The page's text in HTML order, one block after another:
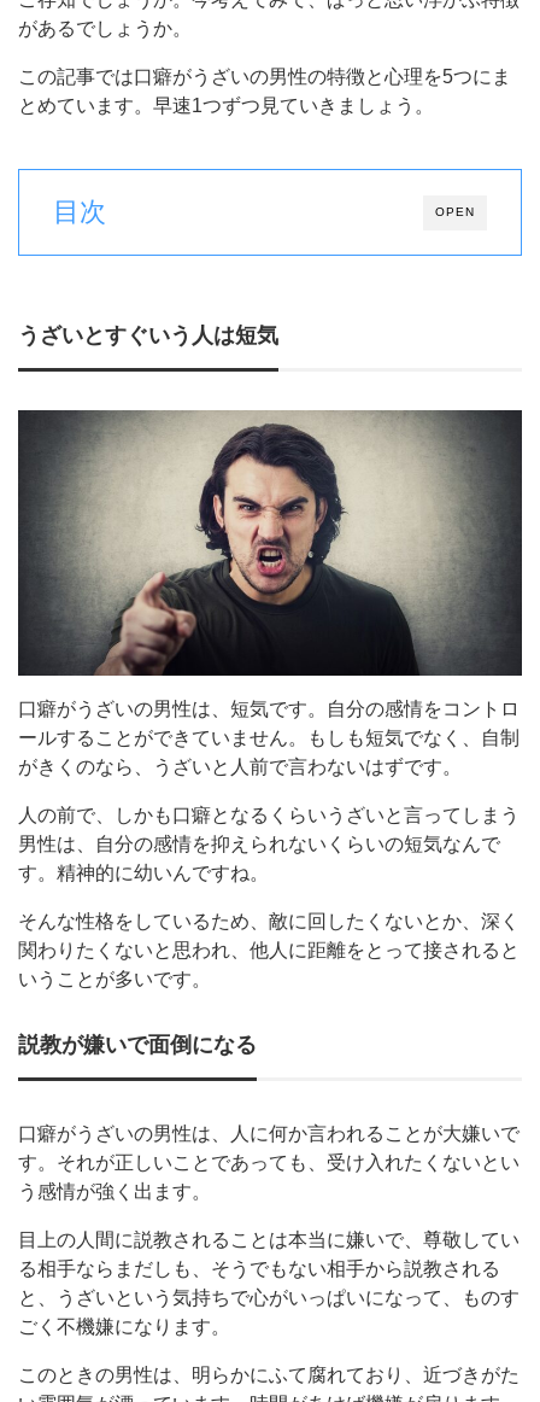
があるでしょうか。
この記事では口癖がうざいの男性の特徴と心理を5つにま
とめています。早速1つずつ見ていきましょう。
OPEN
目次
うざいとすぐいう人は短気
口癖がうざいの男性は、短気です。自分の感情をコントロ
ールすることができていません。もしも短気でなく、自制
がきくのなら、うざいと人前で言わないはずです。
人の前で、しかも口癖となるくらいうざいと言ってしまう
男性は、自分の感情を抑えられないくらいの短気なんで
す。精神的に幼いんですね。
そんな性格をしているため、敵に回したくないとか、深く
関わりたくないと思われ、他人に距離をとって接されると
いうことが多いです。
説教が嫌いで面倒になる
口癖がうざいの男性は、人に何か言われることが大嫌いで
す。それが正しいことであっても、受け入れたくないとい
う感情が強く出ます。
目上の人間に説教されることは本当に嫌いで、尊敬してい
る相手ならまだしも、そうでもない相手から説教される
と、うざいという気持ちで心がいっぱいになって、ものす
ごく不機嫌になります。
このときの男性は、明らかにふて腐れており、近づきがた